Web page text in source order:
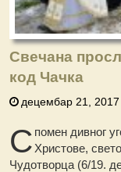
Свечана
код Чачка
децембар 21, 2017
С помен дивног
Христове,
Чудотворца (6/19.